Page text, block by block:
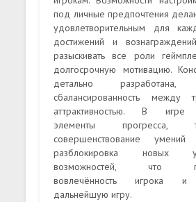
под личные предпочтения
удовлетворительным для
достижений и
разыскивать все роли
долгосрочную мотивацию.
детально разработана,
сбалансированность между
аттрактивностью. В игре
элементы прогресса,
совершенствование
разблокировка новых
возможностей, что
вовлечённость игрока и
дальнейшую игру.